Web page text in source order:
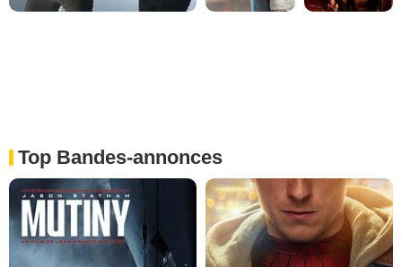
Top Bandes-annonces